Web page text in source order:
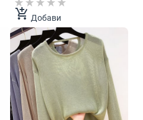
add_shopping_cart Добави